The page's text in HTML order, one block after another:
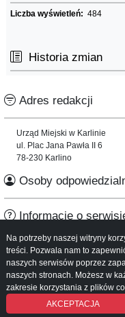
Liczba wyświetleń: 484
Historia zmian
Adres redakcji
Urząd Miejski w Karlinie
ul. Plac Jana Pawła II 6
78-230 Karlino
Osoby
Informacje o
Mapa serwisu
Instrukcja obsługi
Na potrzeby naszej witryny
treści. Pozwala nam to
naszych serwisów poprzez
naszych stronach. Możesz w
zakresie korzystania z plików
AKCEPTACJA